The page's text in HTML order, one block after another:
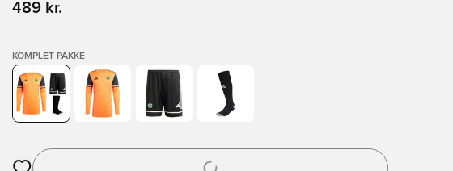
489 kr.
KOMPLET PAKKE